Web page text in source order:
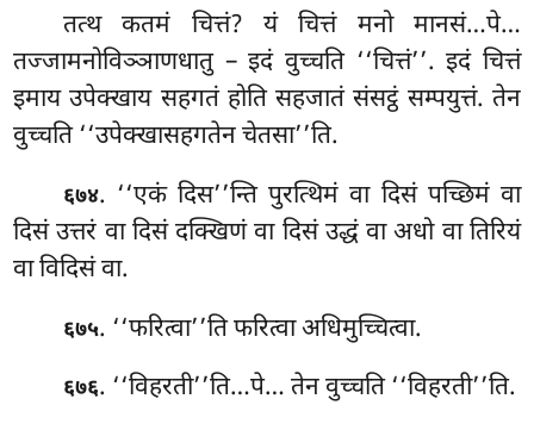
तत्थ कतमं चित्तं? यं चित्तं मनो मानसं…पे…
तज्जामनोविञ्ञाणधातु – इदं वुच्चति ‘‘चित्तं’’. इदं चित्तं
इमाय उपेक्खाय सहगतं होति सहजातं संसट्ठं सम्पयुत्तं. तेन
वुच्चति ‘‘उपेक्खासहगतेन चेतसा’’ति.
६७४. ‘‘एकं दिस’’न्ति पुरत्थिमं वा दिसं पच्छिमं वा
दिसं उत्तरं वा दिसं दक्खिणं वा दिसं उद्धं वा अधो वा तिरियं
वा विदिसं वा.
६७५. ‘‘फरित्वा’’तिफरित्वा अधिमुच्चित्वा.
६७६. ‘‘विहरती’’ति…पे… तेन वुच्चति ‘‘विहरती’’ति.